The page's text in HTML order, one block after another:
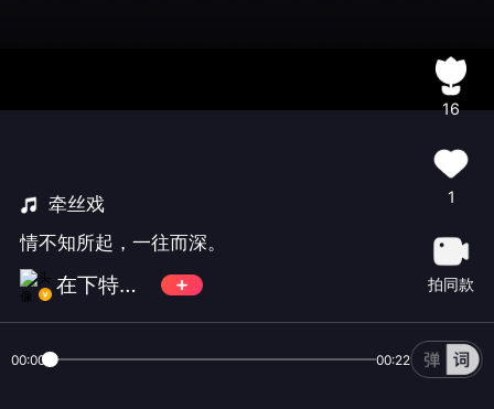
牵丝戏
情不知所起，一往而深。
在下特特TE
16
1
拍同款
00:00 00:22